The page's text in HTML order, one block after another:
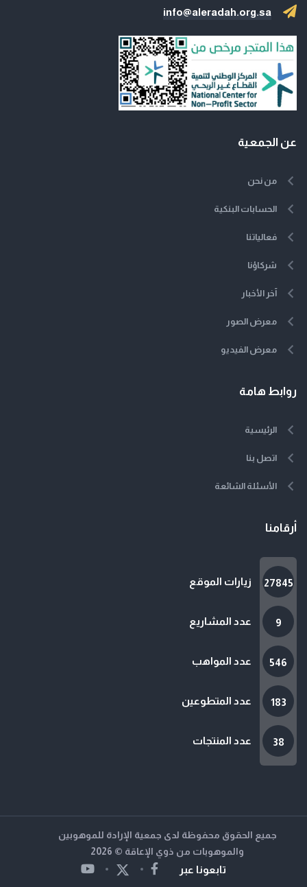
info@aleradah.org.sa
عن الجمعية
من نحن
الحسابات البنكية
فعالياتنا
شركاؤنا
آخر الأخبار
معرض الصور
معرض الفيديو
روابط هامة
الرئيسية
اتصل بنا
الأسئلة الشائعة
أرقامنا
27845 زيارات الموقع
9 عدد المشاريع
546 عدد المواهب
183 عدد المتطوعين
38 عدد المنتجات
جميع الحقوق محفوظة لدى جمعية الإرادة للموهوبين
والموهوبات من ذوي الإعاقة © 2026
تابعونا عبر